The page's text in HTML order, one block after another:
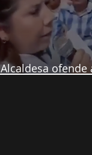
Alcaldesa ofende